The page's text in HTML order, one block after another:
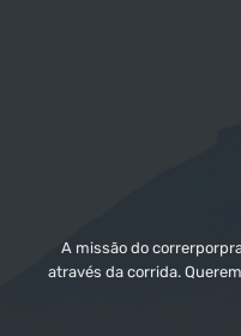
A missão do
através da corrida.